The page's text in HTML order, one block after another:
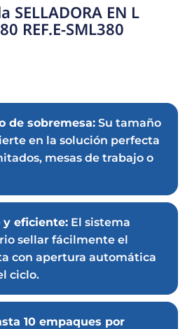
SELLADORA EN L
REF.E-SML380
de sobremesa: Su tamaño
en la solución perfecta
mesas de trabajo o
y eficiente: El sistema
sellar fácilmente el
con apertura automática
ciclo.
10 empaques por